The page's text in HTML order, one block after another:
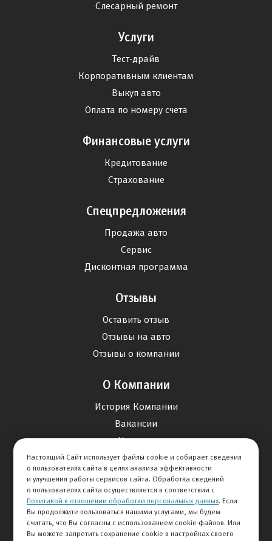
Слесарный ремонт
Услуги
Тест-драйв
Корпоративным клиентам
Выкуп авто
Оплата по номеру счета
Финансовые услуги
Кредитование
Страхование
Спецпредложения
Продажа авто
Сервис
Дисконтная программа
Отзывы
Оставить отзыв
Отзывы на авто
Отзывы о компании
О Компании
История Компании
Вакансии
Новости
Карта сайта
Контакты
+7 495 234-33-66
Настоящий Сайт использует файлы cookie и собирает сведения
о пользователях сайта в целях анализа эффективности
и улучшения работы сервисов сайта. Обработка сведений
о пользователях сайта осуществляется в соответствии с
Политикой в отношении обработки персональных данных. Если
Вы продолжите пользоваться нашими услугами, мы будем
считать, что Вы согласны с использованием cookie-файлов. Или
Вы можете запретить сохранение cookie в настройках своего